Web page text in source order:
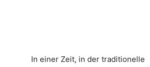
In einer Zeit, in der traditionelle